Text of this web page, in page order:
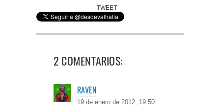
TWEET
2 COMENTARIOS:
RAVEN
19 de enero de 2012, 19:50